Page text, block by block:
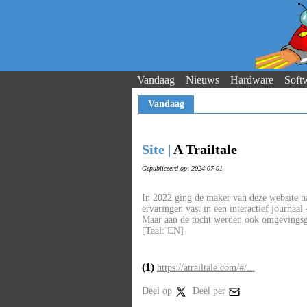
Vandaag Nieuws Hardware
Vandaag
Site | A Trailtale
Gepubliceerd op: 2024-07-01
In 2022 ging de maker van deze website
ervaringen vast in een interactief
Maar aan de tocht werden ook
[Taal: EN]
(1) https://atrailtale.com/#/...
Deel op Deel per